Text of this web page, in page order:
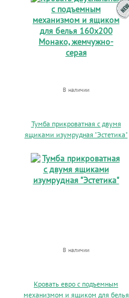
В наличии
Тумба прикроватная с двумя
ящиками изумрудная "Эстетика"
В наличии
Кровать евро с подъемным
механизмом и ящиком для белья